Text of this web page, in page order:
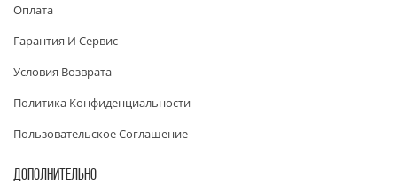
Оплата
Гарантия И Сервис
Условия Возврата
Политика Конфиденциальности
Пользовательское Соглашение
ДОПОЛНИТЕЛЬНО